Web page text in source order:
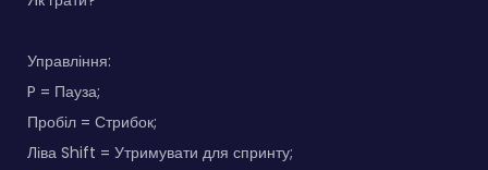
Управління:
P = Пауза;
Пробіл = Стрибок;
Ліва Shift = Утримувати для спринту;